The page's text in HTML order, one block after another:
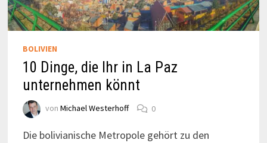
BOLIVIEN
10 Dinge, die Ihr in La Paz
unternehmen könnt
von Michael Westerhoff 0
Die bolivianische Metropole gehört zu den